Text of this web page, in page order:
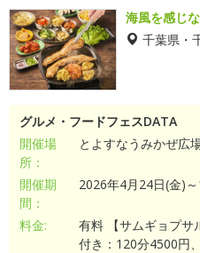
海風を感じ
千葉県・
グルメ・フードフェスDATA
開催場
所：
とよすなうみかぜ広
開催期
間：
2026年4月24日(金)
料金:
有料 【サムギョプサ
付き：120分4500円